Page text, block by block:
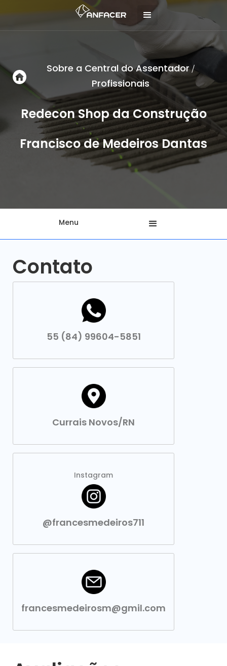
Sobre a Central do Assentador/
Profissionais
Redecon Shop da Construção
Francisco de Medeiros Dantas
Menu
Contato
55 (84) 99604-5851
Currais Novos/RN
Instagram
@francesmedeiros711
francesmedeirosm@gmil.com